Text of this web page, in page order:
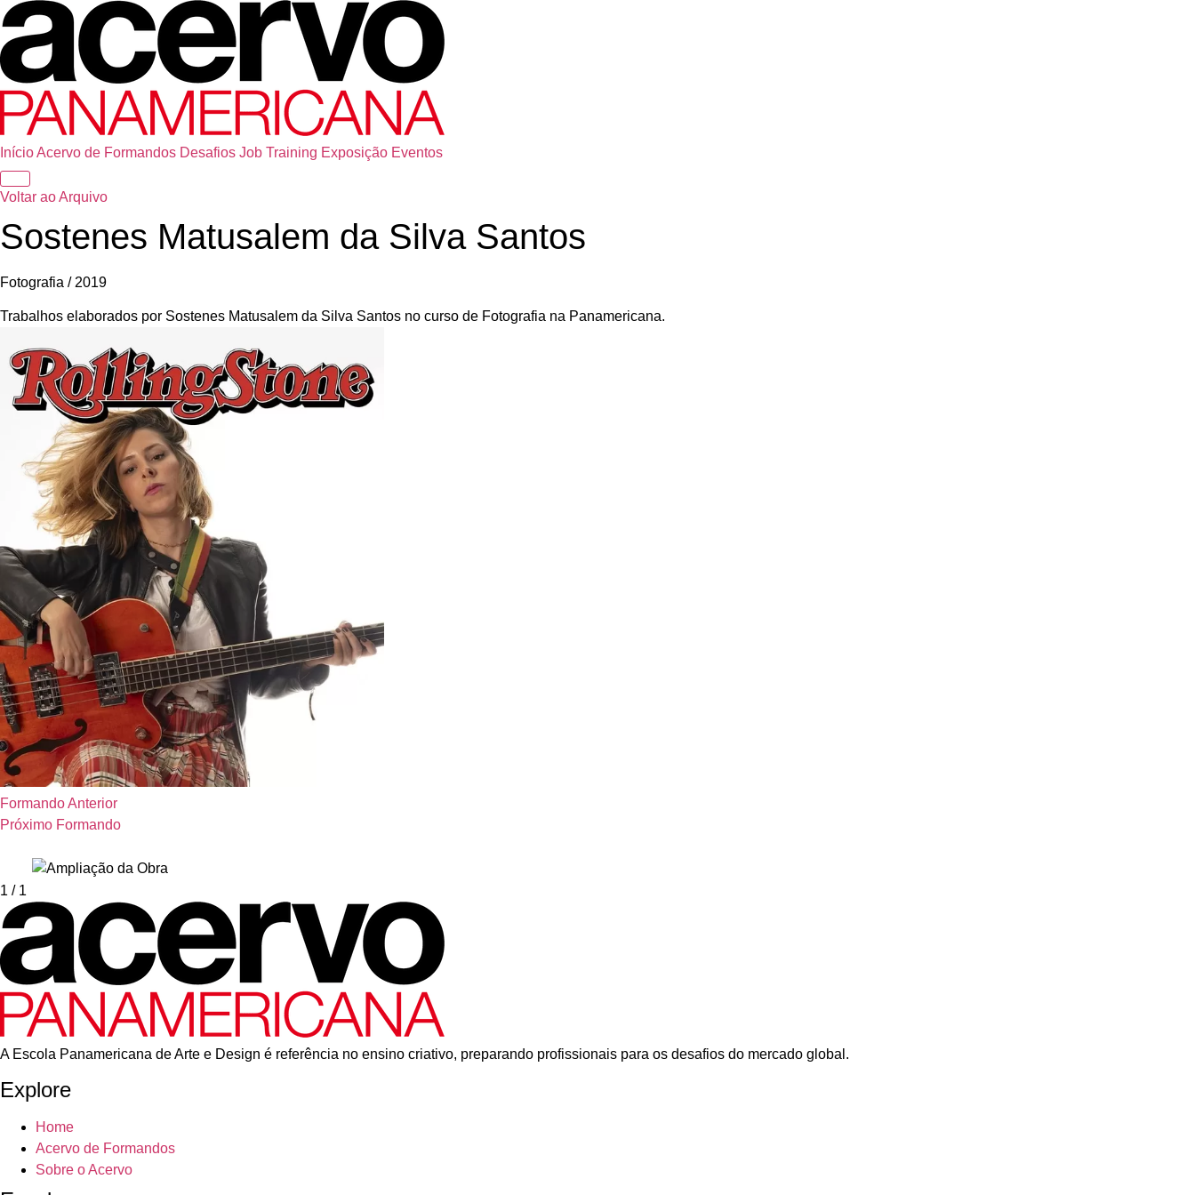
InícioAcervo de Formandos Desafios Job Training Exposição Eventos
Voltar ao Arquivo
Sostenes Matusalem da Silva Santos
Fotografia / 2019
Trabalhos elaborados por Sostenes Matusalem da Silva Santos no curso de Fotografia na Panamericana.
Formando Anterior
Próximo Formando
1 / 1
A Escola Panamericana de Arte e Design é referência no ensino criativo, preparando profissionais para os desafios do mercado global.
Explore
Home
Acervo de Formandos
Sobre o Acervo